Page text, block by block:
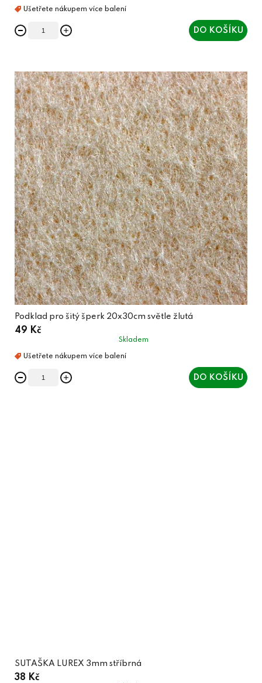
DO KOŠÍKU
Podklad pro šitý šperk 20x30cm světle žlutá
49 Kč
Skladem
DO KOŠÍKU
SUTAŠKA LUREX 3mm stříbrná
38 Kč